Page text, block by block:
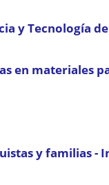
y Tecnología
en materiales
y familias -